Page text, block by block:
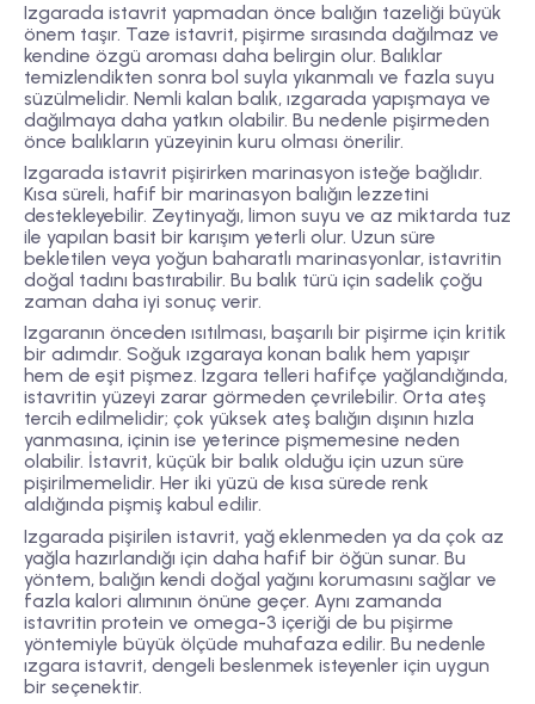
Izgarada istavrit yapmadan önce balığın tazeliği büyük
önem taşır. Taze istavrit, pişirme sırasında dağılmaz ve
kendine özgü aroması daha belirgin olur. Balıklar
temizlendikten sonra bol suyla yıkanmalı ve fazla suyu
süzülmelidir. Nemli kalan balık, ızgarada yapışmaya ve
dağılmaya daha yatkın olabilir. Bu nedenle pişirmeden
önce balıkların yüzeyinin kuru olması önerilir.
Izgarada istavrit pişirirken marinasyon isteğe bağlıdır.
Kısa süreli, hafif bir marinasyon balığın lezzetini
destekleyebilir. Zeytinyağı, limon suyu ve az miktarda tuz
ile yapılan basit bir karışım yeterli olur. Uzun süre
bekletilen veya yoğun baharatlı marinasyonlar, istavritin
doğal tadını bastırabilir. Bu balık türü için sadelik çoğu
zaman daha iyi sonuç verir.
Izgaranın önceden ısıtılması, başarılı bir pişirme için kritik
bir adımdır. Soğuk ızgaraya konan balık hem yapışır
hem de eşit pişmez. Izgara telleri hafifçe yağlandığında,
istavritin yüzeyi zarar görmeden çevrilebilir. Orta ateş
tercih edilmelidir; çok yüksek ateş balığın dışının hızla
yanmasına, içinin ise yeterince pişmemesine neden
olabilir. İstavrit, küçük bir balık olduğu için uzun süre
pişirilmemelidir. Her iki yüzü de kısa sürede renk
aldığında pişmiş kabul edilir.
Izgarada pişirilen istavrit, yağ eklenmeden ya da çok az
yağla hazırlandığı için daha hafif bir öğün sunar. Bu
yöntem, balığın kendi doğal yağını korumasını sağlar ve
fazla kalori alımının önüne geçer. Aynı zamanda
istavritin protein ve omega-3 içeriği de bu pişirme
yöntemiyle büyük ölçüde muhafaza edilir. Bu nedenle
ızgara istavrit, dengeli beslenmek isteyenler için uygun
bir seçenektir.